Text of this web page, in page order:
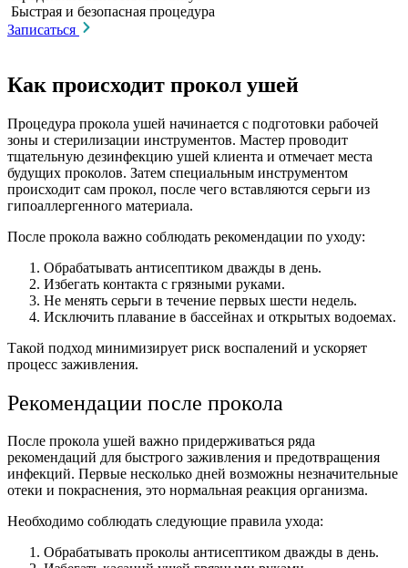
Быстрая и безопасная процедура
Записаться
Как происходит прокол ушей
Процедура прокола ушей начинается с подготовки рабочей
зоны и стерилизации инструментов. Мастер проводит
тщательную дезинфекцию ушей клиента и отмечает места
будущих проколов. Затем специальным инструментом
происходит сам прокол, после чего вставляются серьги из
гипоаллергенного материала.
После прокола важно соблюдать рекомендации по уходу:
Обрабатывать антисептиком дважды в день.
Избегать контакта с грязными руками.
Не менять серьги в течение первых шести недель.
Исключить плавание в бассейнах и открытых водоемах.
Такой подход минимизирует риск воспалений и ускоряет
процесс заживления.
Рекомендации после прокола
После прокола ушей важно придерживаться ряда
рекомендаций для быстрого заживления и предотвращения
инфекций. Первые несколько дней возможны незначительные
отеки и покраснения, это нормальная реакция организма.
Необходимо соблюдать следующие правила ухода:
Обрабатывать проколы антисептиком дважды в день.